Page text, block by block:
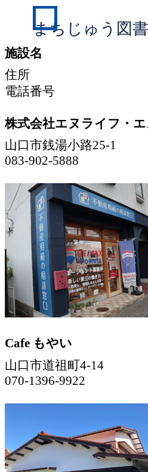
まちじゅう図
施設名
住所
電話番号
株式会社エヌライフ・エ
山口市銭湯小路25-1
083-902-5888
Cafe もやい
山口市道祖町4-14
070-1396-9922